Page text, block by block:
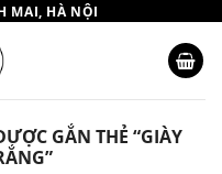
MAI, HÀ NỘI
GẮN THẺ “GIÀY